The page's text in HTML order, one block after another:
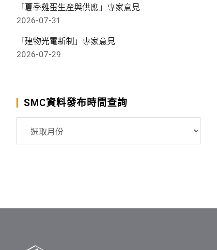
「夏季雞蛋生產與供應」專家意見
2026-07-31
「建物光電新制」專家意見
2026-07-29
SMC資料發布時間查詢